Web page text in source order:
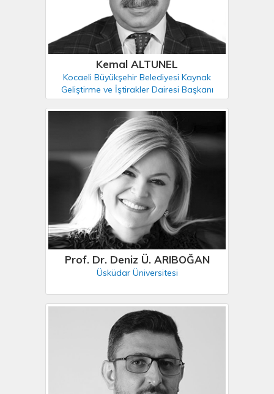
Kemal ALTUNEL
Kocaeli Büyükşehir Belediyesi Kaynak
Geliştirme ve İştirakler Dairesi Başkanı
Prof. Dr. Deniz Ü. ARIBOĞAN
Üsküdar Üniversitesi